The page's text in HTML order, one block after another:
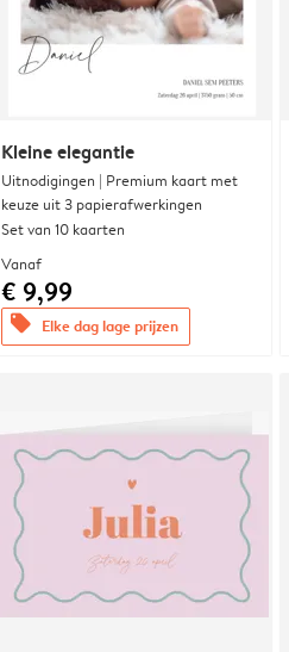
Kleine elegantie
Uitnodigingen | Premium kaart met
keuze uit 3 papierafwerkingen
Set van 10 kaarten
Vanaf
€ 9,99
offers Elke dag lage prijzen